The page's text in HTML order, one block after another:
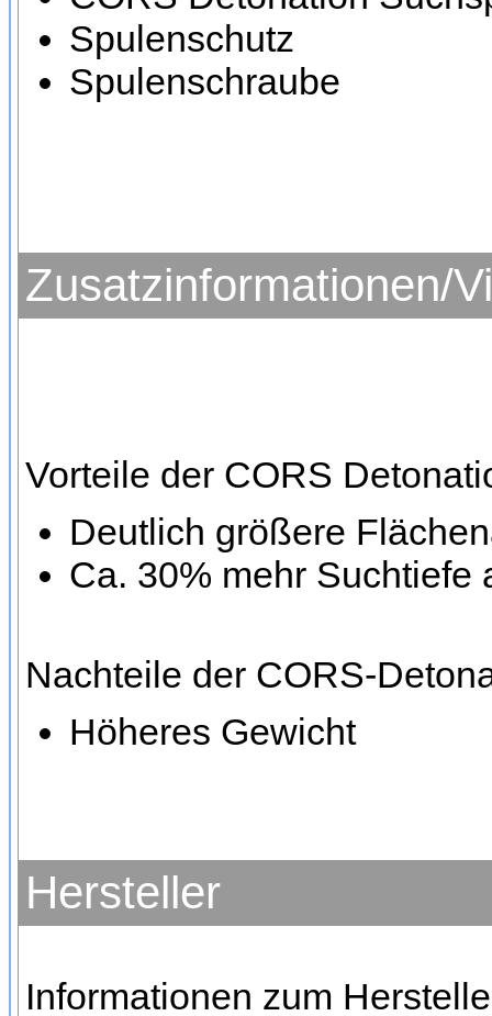
Spulenschutz
Spulenschraube
Zusatzinformationen/
Vorteile der CORS
Deutlich größere
Ca. 30% mehr Suchtiefe
Nachteile der CORS-
Höheres Gewicht
Hersteller
Informationen zum